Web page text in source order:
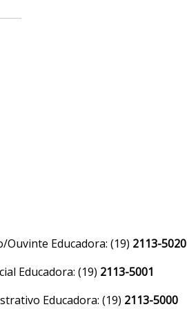
Ouvinte Educadora: (19) 2113-5020
Educadora: (19) 2113-5001
Educadora: (19) 2113-5000